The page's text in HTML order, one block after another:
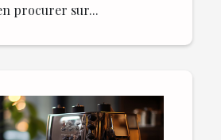
procurer sur...